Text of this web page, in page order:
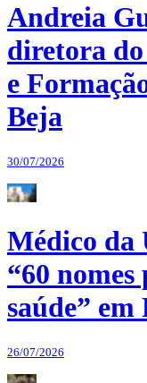
Andreia
diretora
e
Beja
30/07/2026
Médico da
“60
saúde”
26/07/2026